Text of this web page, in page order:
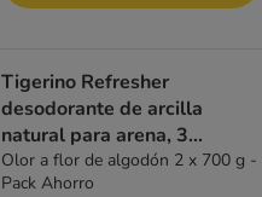
Tigerino Refresher
desodorante de arcilla
natural para arena, 3
variedades
Olor a flor de algodón 2 x 700 g -
Pack Ahorro